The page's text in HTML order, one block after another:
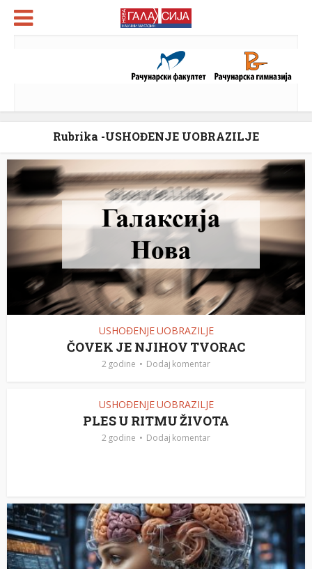
Rubrika -USHOĐENJE UOBRAZILJE
USHOĐENJE UOBRAZILJE
ČOVEK JE NJIHOV TVORAC
2 godine Dodaj komentar
USHOĐENJE UOBRAZILJE
PLES U RITMU ŽIVOTA
2 godine Dodaj komentar